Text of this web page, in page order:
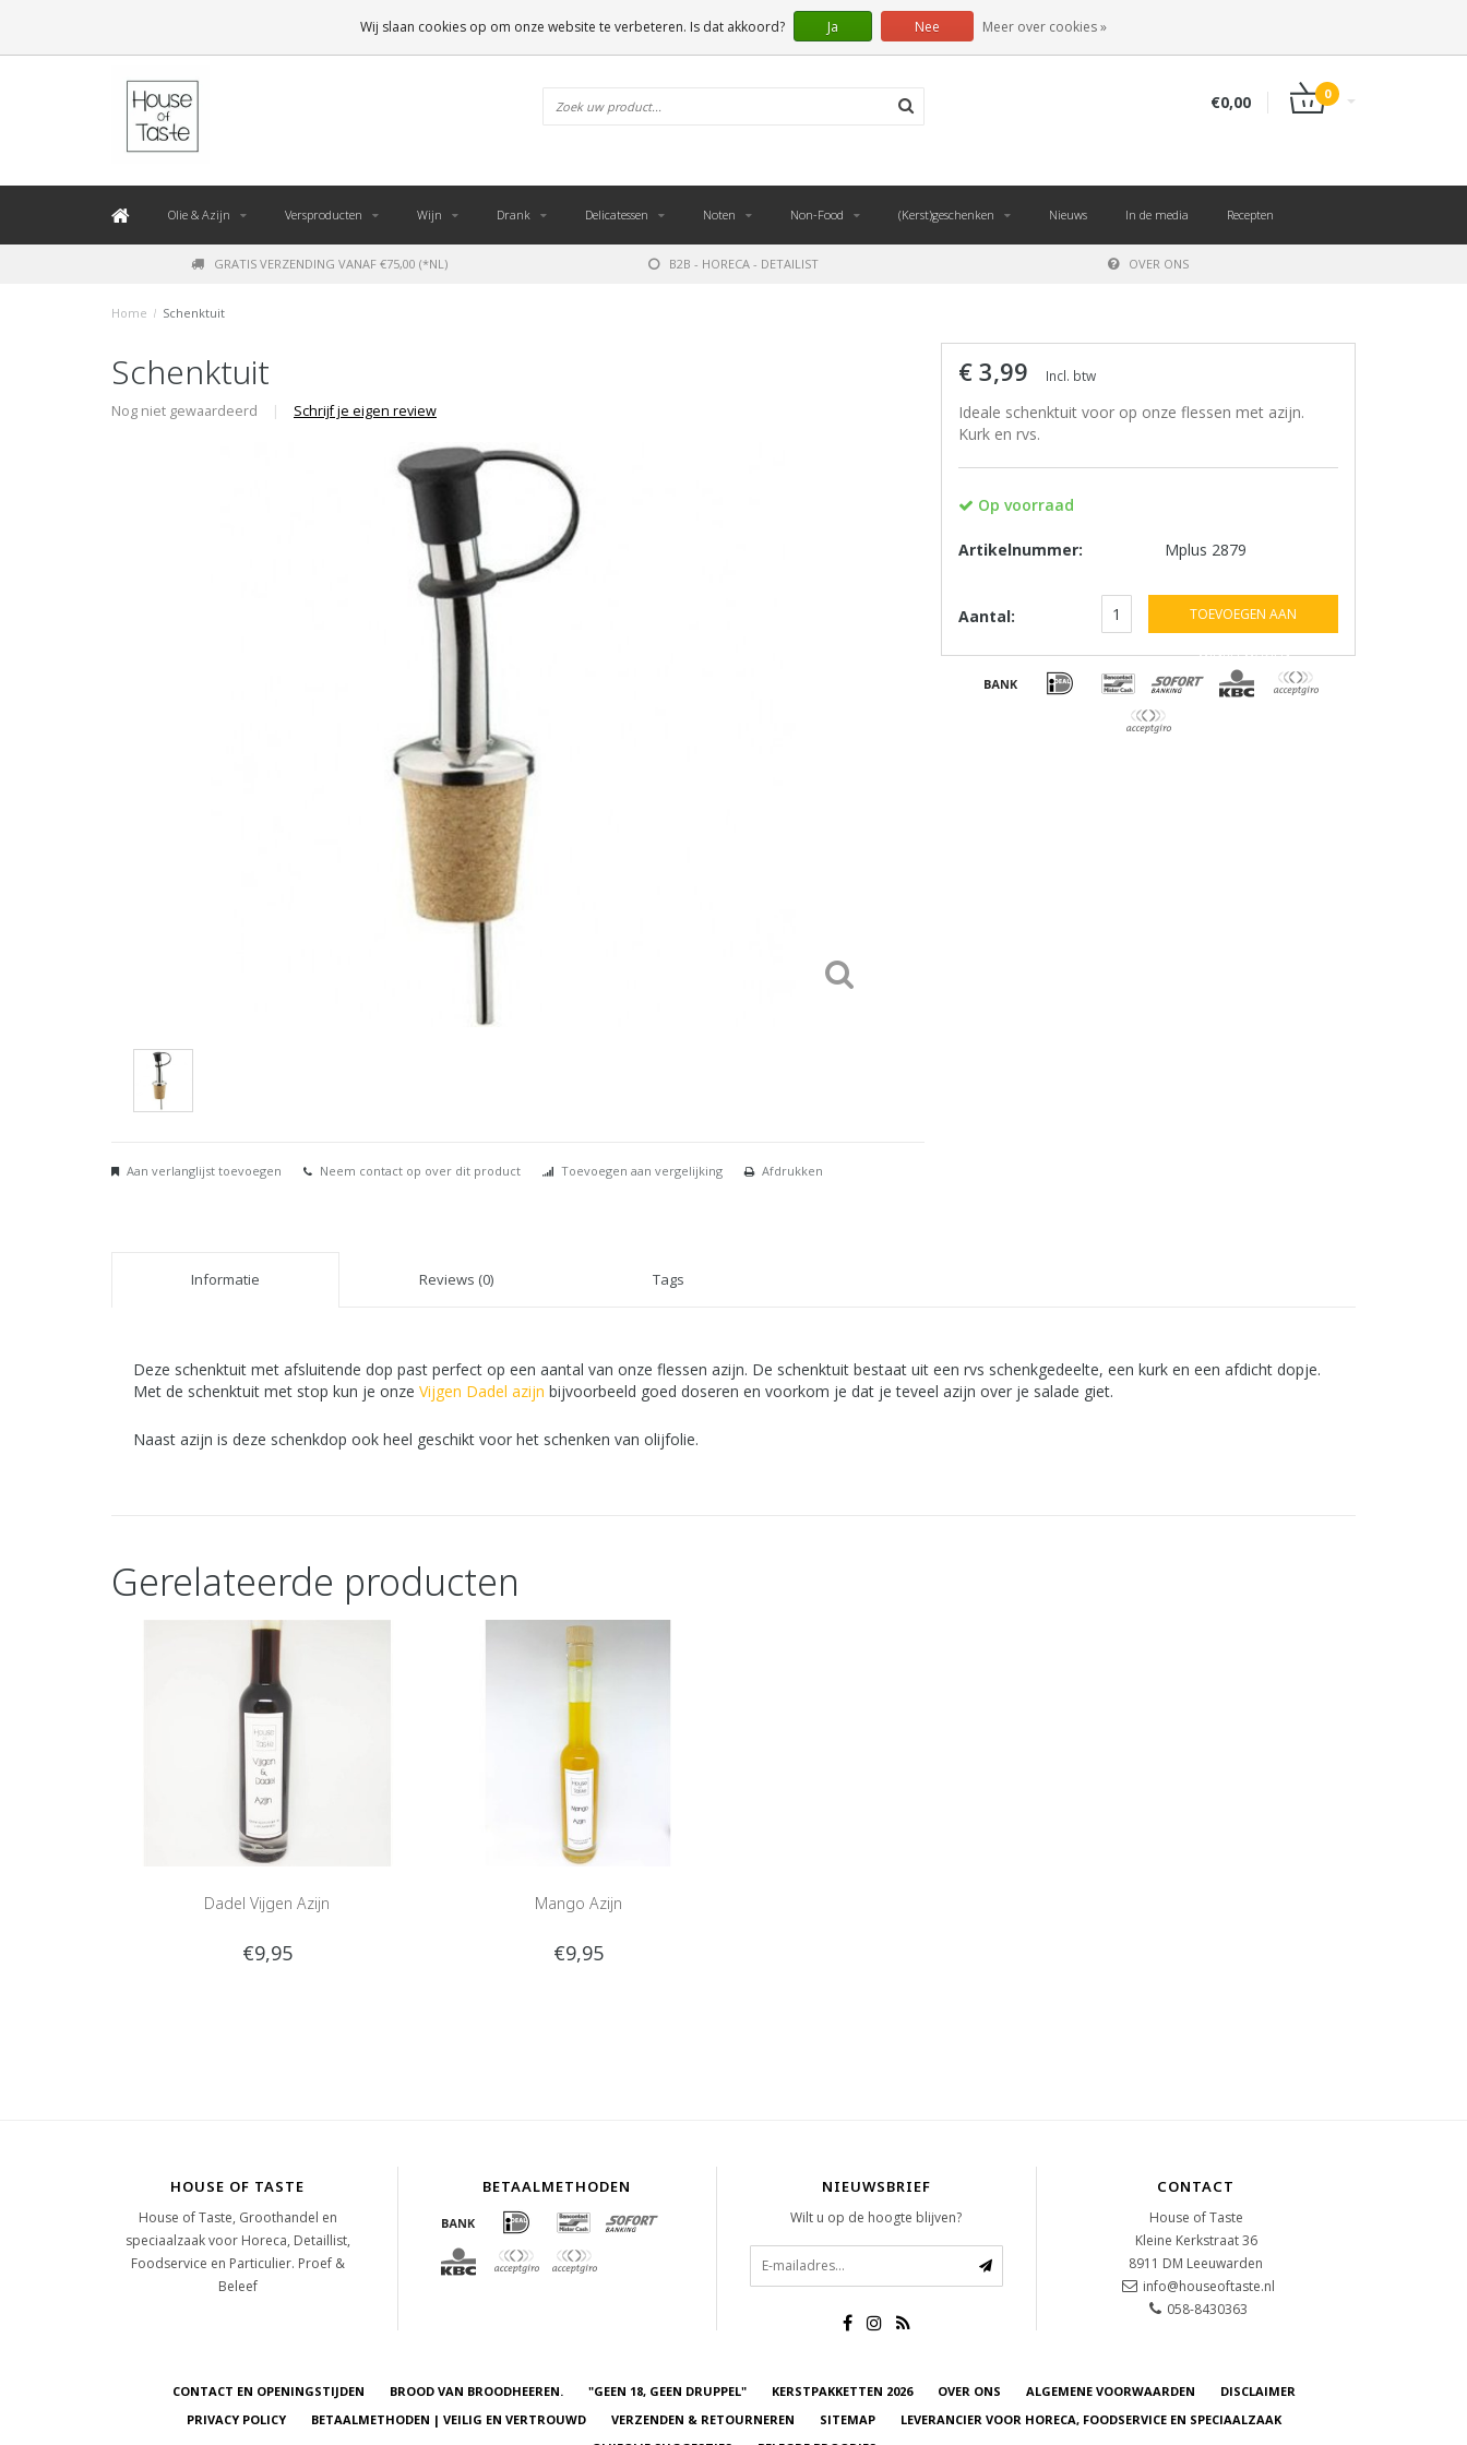
NL
€0,00 0
Olie & Azijn Versproducten Wijn Drank Delicatessen Noten Non-Food (Kerst)geschenken Nieuws In de media Recepten
GRATIS VERZENDING VANAF €75,00 (*NL) B2B - HORECA - DETAILIST OVER ONS
Home / Schenktuit
Schenktuit
Nog niet gewaardeerd | Schrijf je eigen review
Aan verlanglijst toevoegen Neem contact op over dit product Toevoegen aan vergelijking Afdrukken
€ 3,99 Incl. btw
Ideale schenktuit voor op onze flessen met azijn.
Kurk en rvs.
Op voorraad
Artikelnummer: Mplus 2879
Aantal: TOEVOEGEN AAN
WINKELWAGEN
Informatie Reviews (0) Tags
Deze schenktuit met afsluitende dop past perfect op een aantal van onze flessen azijn. De schenktuit bestaat uit een rvs schenkgedeelte, een kurk en een afdicht dopje.
Met de schenktuit met stop kun je onze Vijgen Dadel azijn bijvoorbeeld goed doseren en voorkom je dat je teveel azijn over je salade giet.
Naast azijn is deze schenkdop ook heel geschikt voor het schenken van olijfolie.
Gerelateerde producten
Dadel Vijgen Azijn
€9,95
Mango Azijn
€9,95
HOUSE OF TASTE
House of Taste, Groothandel en
speciaalzaak voor Horeca, Detaillist,
Foodservice en Particulier. Proef &
Beleef
BETAALMETHODEN NIEUWSBRIEF
Wilt u op de hoogte blijven?
CONTACT
House of Taste
Kleine Kerkstraat 36
8911 DM Leeuwarden
info@houseoftaste.nl
058-8430363
CONTACT EN OPENINGSTIJDEN BROOD VAN BROODHEEREN. "GEEN 18, GEEN DRUPPEL" KERSTPAKKETTEN 2026 OVER ONS ALGEMENE VOORWAARDEN
DISCLAIMER
PRIVACY POLICY
BETAALMETHODEN | VEILIG EN VERTROUWD VERZENDEN & RETOURNEREN SITEMAP
LEVERANCIER VOOR HORECA, FOODSERVICE EN SPECIAALZAAK
Wij slaan cookies op om onze website te verbeteren. Is dat akkoord? Ja Nee Meer over cookies »